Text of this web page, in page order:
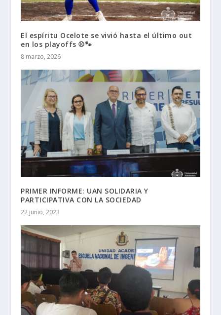
El espíritu Ocelote se vivió hasta el último out
en los playoffs ⚾🐾
8 marzo, 2026
PRIMER INFORME: UAN SOLIDARIA Y
PARTICIPATIVA CON LA SOCIEDAD
22 junio, 2023